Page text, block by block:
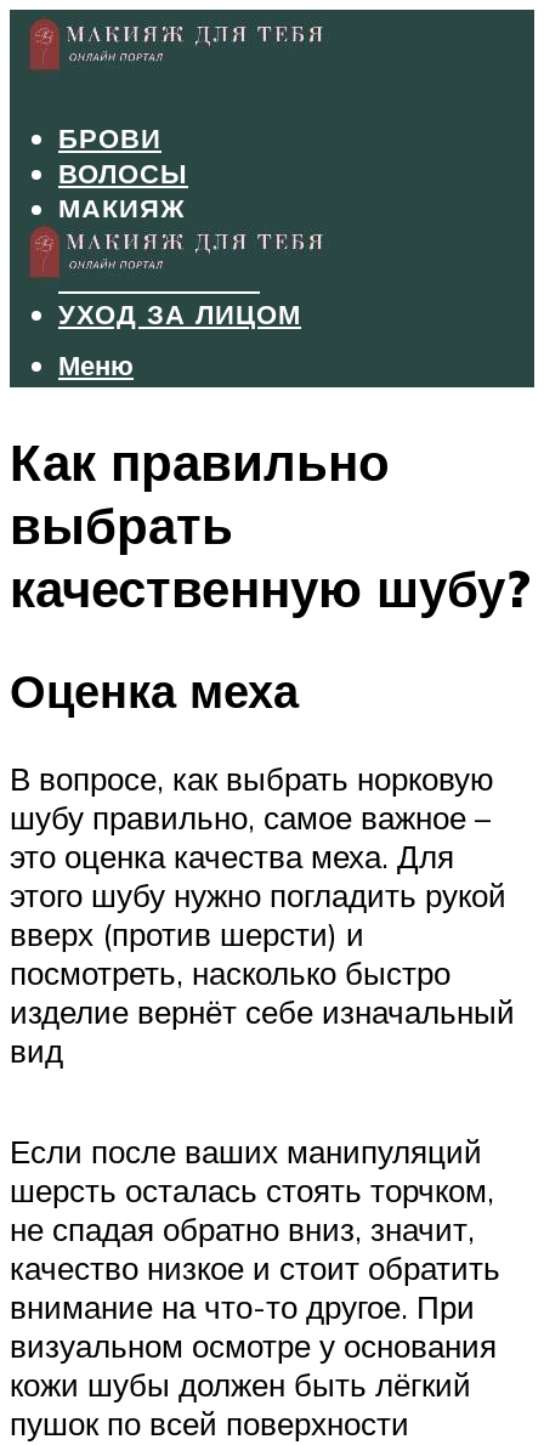
БРОВИ
ВОЛОСЫ
МАКИЯЖ
МАНИКЮР
ТУШЬ И ТЕНИ
УХОД ЗА ЛИЦОМ
Меню
Меню
Как правильно
выбрать
качественную шубу?
Оценка меха
В вопросе, как выбрать норковую
шубу правильно, самое важное –
это оценка качества меха. Для
этого шубу нужно погладить рукой
вверх (против шерсти) и
посмотреть, насколько быстро
изделие вернёт себе изначальный
вид
Если после ваших манипуляций
шерсть осталась стоять торчком,
не спадая обратно вниз, значит,
качество низкое и стоит обратить
внимание на что-то другое. При
визуальном осмотре у основания
кожи шубы должен быть лёгкий
пушок по всей поверхности